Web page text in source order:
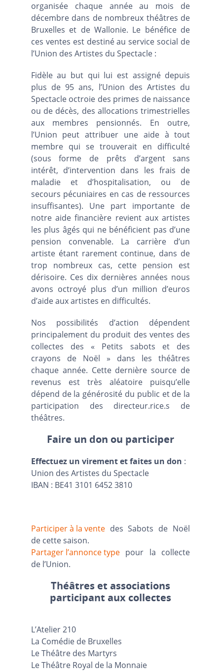
organisée chaque année au mois de
décembre dans de nombreux théâtres de
Bruxelles et de Wallonie. Le bénéfice de
ces ventes est destiné au service social de
l’Union des Artistes du Spectacle :
Fidèle au but qui lui est assigné depuis
plus de 95 ans, l’Union des Artistes du
Spectacle octroie des primes de naissance
ou de décès, des allocations trimestrielles
aux membres pensionnés. En outre,
l’Union peut attribuer une aide à tout
membre qui se trouverait en difficulté
(sous forme de prêts d’argent sans
intérêt, d’intervention dans les frais de
maladie et d’hospitalisation, ou de
secours pécuniaires en cas de ressources
insuffisantes). Une part importante de
notre aide financière revient aux artistes
les plus âgés qui ne bénéficient pas d’une
pension convenable. La carrière d’un
artiste étant rarement continue, dans de
trop nombreux cas, cette pension est
dérisoire. Ces dix dernières années nous
avons octroyé plus d’un million d’euros
d’aide aux artistes en difficultés.
Nos possibilités d’action dépendent
principalement du produit des ventes des
collectes des « Petits sabots et des
crayons de Noël » dans les théâtres
chaque année. Cette dernière source de
revenus est très aléatoire puisqu’elle
dépend de la générosité du public et de la
participation des directeur.rice.s de
théâtres.
Faire un don ou participer
Effectuez un virement et faites un don :
Union des Artistes du Spectacle
IBAN : BE41 3101 6452 3810
Participer à la ventedes Sabots de Noël
de cette saison.
Partager l’annonce typepour la collecte
de l’Union.
Théâtres et associations
participant aux collectes
L’Atelier 210
La Comédie de Bruxelles
Le Théâtre des Martyrs
Le Théâtre Royal de la Monnaie